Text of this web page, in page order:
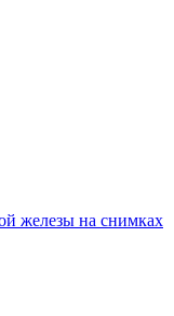
железы на снимках